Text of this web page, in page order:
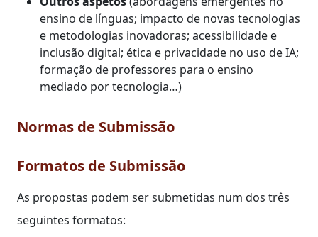
ensino de línguas; impacto de novas tecnologias
e metodologias inovadoras; acessibilidade e
inclusão digital; ética e privacidade no uso de IA;
formação de professores para o ensino
mediado por tecnologia…)
Normas de Submissão
Formatos de Submissão
As propostas podem ser submetidas num dos três
seguintes formatos: